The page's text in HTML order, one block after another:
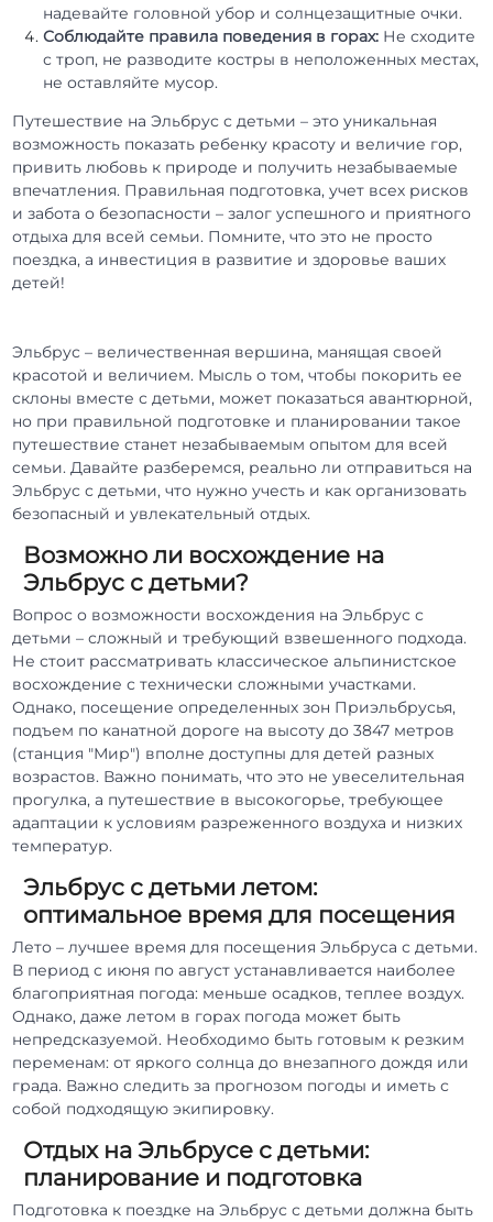
надевайте головной убор и солнцезащитные очки.
Соблюдайте правила поведения в горах: Не сходите
с троп, не разводите костры в неположенных местах,
не оставляйте мусор.
Путешествие на Эльбрус с детьми – это уникальная
возможность показать ребенку красоту и величие гор,
привить любовь к природе и получить незабываемые
впечатления. Правильная подготовка, учет всех рисков
и забота о безопасности – залог успешного и приятного
отдыха для всей семьи. Помните, что это не просто
поездка, а инвестиция в развитие и здоровье ваших
детей!
Эльбрус – величественная вершина, манящая своей
красотой и величием. Мысль о том, чтобы покорить ее
склоны вместе с детьми, может показаться авантюрной,
но при правильной подготовке и планировании такое
путешествие станет незабываемым опытом для всей
семьи. Давайте разберемся, реально ли отправиться на
Эльбрус с детьми, что нужно учесть и как организовать
безопасный и увлекательный отдых.
Возможно ли восхождение на
Эльбрус с детьми?
Вопрос о возможности восхождения на Эльбрус с
детьми – сложный и требующий взвешенного подхода.
Не стоит рассматривать классическое альпинистское
восхождение с технически сложными участками.
Однако, посещение определенных зон Приэльбрусья,
подъем по канатной дороге на высоту до 3847 метров
(станция "Мир") вполне доступны для детей разных
возрастов. Важно понимать, что это не увеселительная
прогулка, а путешествие в высокогорье, требующее
адаптации к условиям разреженного воздуха и низких
температур.
Эльбрус с детьми летом:
оптимальное время для посещения
Лето – лучшее время для посещения Эльбруса с детьми.
В период с июня по август устанавливается наиболее
благоприятная погода: меньше осадков, теплее воздух.
Однако, даже летом в горах погода может быть
непредсказуемой. Необходимо быть готовым к резким
переменам: от яркого солнца до внезапного дождя или
града. Важно следить за прогнозом погоды и иметь с
собой подходящую экипировку.
Отдых на Эльбрусе с детьми:
планирование и подготовка
Подготовка к поездке на Эльбрус с детьми должна быть